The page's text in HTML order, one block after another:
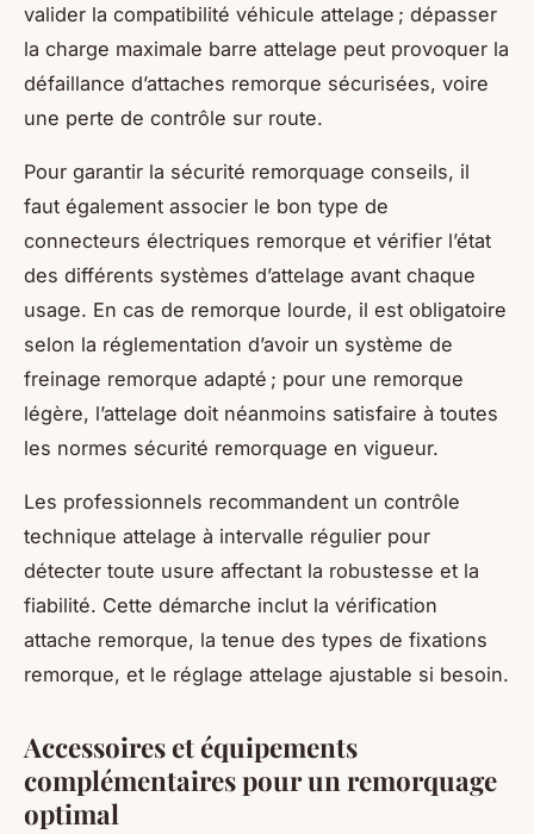
valider la compatibilité véhicule attelage ; dépasser
la charge maximale barre attelage peut provoquer la
défaillance d’attaches remorque sécurisées, voire
une perte de contrôle sur route.
Pour garantir la sécurité remorquage conseils, il
faut également associer le bon type de
connecteurs électriques remorque et vérifier l’état
des différents systèmes d’attelage avant chaque
usage. En cas de remorque lourde, il est obligatoire
selon la réglementation d’avoir un système de
freinage remorque adapté ; pour une remorque
légère, l’attelage doit néanmoins satisfaire à toutes
les normes sécurité remorquage en vigueur.
Les professionnels recommandent un contrôle
technique attelage à intervalle régulier pour
détecter toute usure affectant la robustesse et la
fiabilité. Cette démarche inclut la vérification
attache remorque, la tenue des types de fixations
remorque, et le réglage attelage ajustable si besoin.
Accessoires et équipements
complémentaires pour un remorquage
optimal